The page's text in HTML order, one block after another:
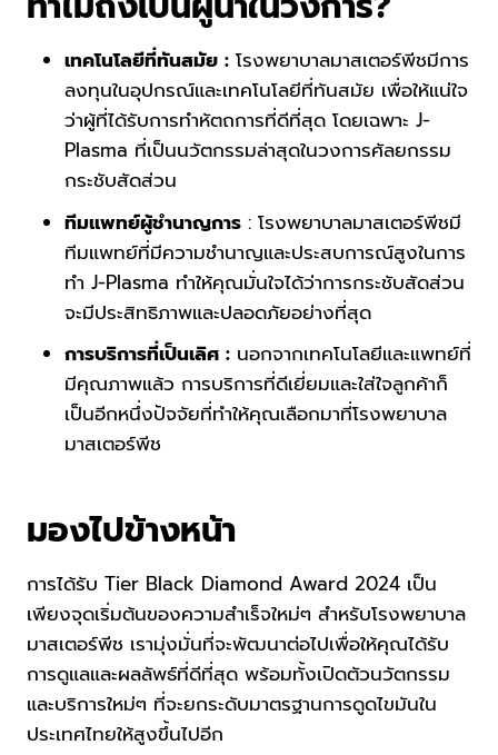
เทคโนโลยีที่ทันสมัย : โรงพยาบาลมาสเตอร์พีชมีการ
ลงทุนในอุปกรณ์และเทคโนโลยีที่ทันสมัย เพื่อให้แน่ใจ
ว่าผู้ที่ได้รับการทำหัตถการที่ดีที่สุด โดยเฉพาะ J-
Plasma ที่เป็นนวัตกรรมล่าสุดในวงการศัลยกรรม
กระชับสัดส่วน
ทีมแพทย์ผู้ชำนาญการ : โรงพยาบาลมาสเตอร์พีชมี
ทีมแพทย์ที่มีความชำนาญและประสบการณ์สูงในการ
ทำ J-Plasma ทำให้คุณมั่นใจได้ว่าการกระชับสัดส่วน
จะมีประสิทธิภาพและปลอดภัยอย่างที่สุด
การบริการที่เป็นเลิศ : นอกจากเทคโนโลยีและแพทย์ที่
มีคุณภาพแล้ว การบริการที่ดีเยี่ยมและใส่ใจลูกค้าก็
เป็นอีกหนึ่งปัจจัยที่ทำให้คุณเลือกมาที่โรงพยาบาล
มาสเตอร์พีช
มองไปข้างหน้า
การได้รับ Tier Black Diamond Award 2024 เป็น
เพียงจุดเริ่มต้นของความสำเร็จใหม่ๆ สำหรับโรงพยาบาล
มาสเตอร์พีช เรามุ่งมั่นที่จะพัฒนาต่อไปเพื่อให้คุณได้รับ
การดูแลและผลลัพธ์ที่ดีที่สุด พร้อมทั้งเปิดตัวนวัตกรรม
และบริการใหม่ๆ ที่จะยกระดับมาตรฐานการดูดไขมันใน
ประเทศไทยให้สูงขึ้นไปอีก